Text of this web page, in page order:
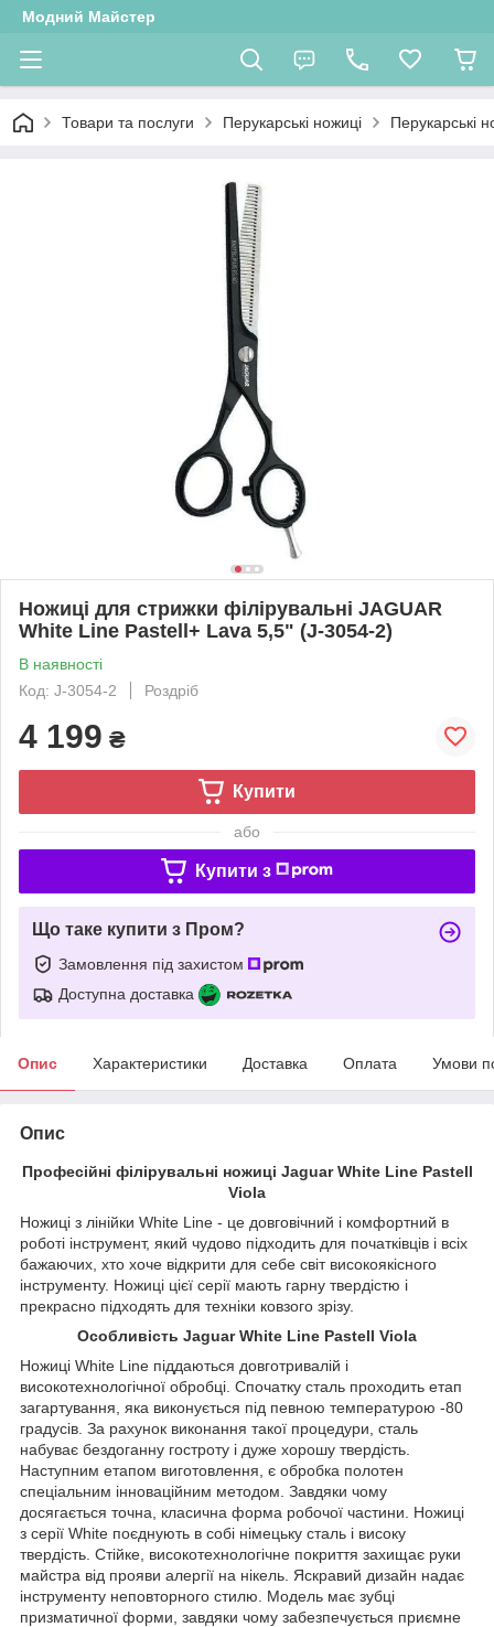
Модний Майстер
Товари та послуги Перукарські ножиці Перукарські
Ножиці для стрижки філірувальні JAGUAR
White Line Pastell+ Lava 5,5" (J-3054-2)
В наявності
Код: J-3054-2
Роздріб
4 199 ₴
Купити
або
Купити з
Що таке купити з Пром?
Замовлення під захистом
Доступна доставка
Опис Характеристики Доставка Оплата Умови
Опис
Професійні філірувальні ножиці Jaguar White Line Pastell
Viola
Ножиці з лінійки White Line - це довговічний і комфортний в
роботі інструмент, який чудово підходить для початківців і всіх
бажаючих, хто хоче відкрити для себе світ високоякісного
інструменту. Ножиці цієї серії мають гарну твердістю і
прекрасно підходять для техніки ковзого зрізу.
Особливість Jaguar White Line Pastell Viola
Ножиці White Line піддаються довготривалій і
високотехнологічної обробці. Спочатку сталь проходить етап
загартування, яка виконується під певною температурою -80
градусів. За рахунок виконання такої процедури, сталь
набуває бездоганну гостроту і дуже хорошу твердість.
Наступним етапом виготовлення, є обробка полотен
спеціальним інноваційним методом. Завдяки чому
досягається точна, класична форма робочої частини. Ножиці
з серії White поєднують в собі німецьку сталь і високу
твердість. Стійке, високотехнологічне покриття захищає руки
майстра від прояви алергії на нікель. Яскравий дизайн надає
інструменту неповторного стилю. Модель має зубці
призматичної форми, завдяки чому забезпечується приємне